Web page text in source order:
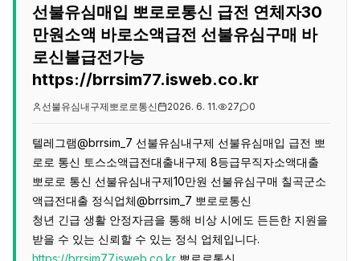
선불유심매입 뽀로로통신 급전 연체자30
만원소액 바로소액급전 선불유심구매 바
로신불급전가능
https://brrsim77.isweb.co.kr
선불유심내구제뽀로로통신 2026. 6. 11. 27 0
텔레그램@brrsim_7 선불유심내구제 선불유심매입 급전 뽀
로로 통신 토스소액급전대출내구제 8등급무직자소액대출
뽀로로 통신 선불유심내구제10만원 선불유심구매 칠곡군소
액급전대출 정식업체@brrsim_7 뽀로로통신
청년 긴급 생활 안정자금을 통해 비상 시에도 든든한 지원을
받을 수 있는 신뢰할 수 있는 정식 업체입니다.
https://brrsim77.isweb.co.kr 뽀로로통신